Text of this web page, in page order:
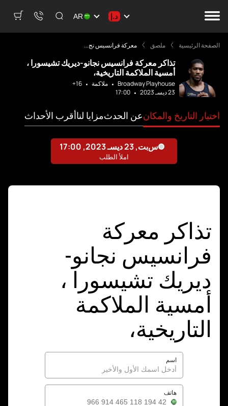
د.إ AR
الصفحة الرئيسية ملصق معركة فرانسيس نج...
تذاكر معركة فرانسيس نجانو-ديريك تشيسورا ،
أمسية الملاكمة التاريخية،
Broadway Playhouse ملاكمة
16+
23 ديسـ 2023
17:00
اختيار التاريخ والمكانعن الحدثمزايا لناأقرب الأحداث
تذاكر معركة
فرانسيس نجانو-
ديريك تشيسورا ،
أمسية الملاكمة
التاريخية،
اسم
هاتف